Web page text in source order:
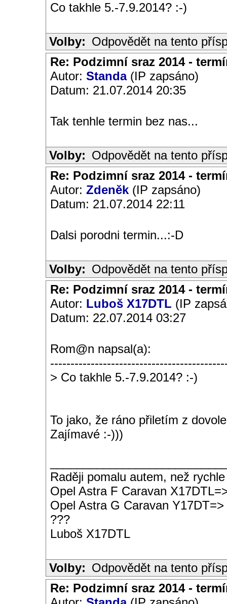
Co takhle 5.-7.9.2014? :-)
Volby: Odpovědět na tento
Re: Podzimní sraz 2014 -
Autor: Standa(IP zapsáno)
Datum: 21.07.2014 20:35
Tak tenhle termin bez nas...
Volby: Odpovědět na tento
Re: Podzimní sraz 2014 -
Autor: Zdeněk (IP zapsáno)
Datum: 21.07.2014 22:11
Dalsi porodni termin...:-D
Volby: Odpovědět na tento
Re: Podzimní sraz 2014 -
Autor: Luboš X17DTL (IP
Datum: 22.07.2014 03:27
Rom@n napsal(a):
> Co takhle 5.-7.9.2014? :-)
To jako, že ráno přiletím z
Zajímavé :-)))
Raději pomalu autem, než
Opel Astra F Caravan
Opel Astra G Caravan Y17DT=>
???
Luboš X17DTL
Volby: Odpovědět na tento
Re: Podzimní sraz 2014 -